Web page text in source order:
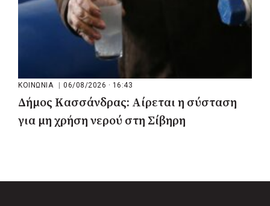
ΚΟΙΝΩΝΙΑ 06/08/2026 · 16:43
Δήμος Κασσάνδρας: Αίρεται η σύσταση
για μη χρήση νερού στη Σίβηρη